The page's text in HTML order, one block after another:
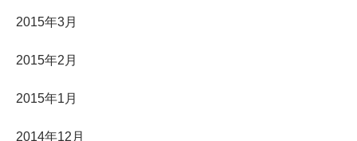
2015年3月
2015年2月
2015年1月
2014年12月